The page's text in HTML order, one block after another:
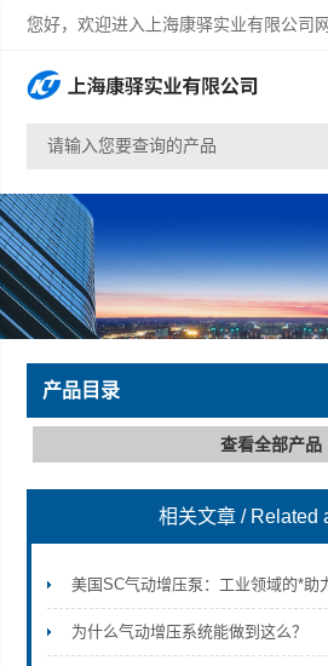
您好，欢迎进入上海康驿实业有限公司网
上海康驿实业有限公司
产品目录
查看全部产品
相关文章 / Related
美国SC气动增压泵：工业领域的*助
为什么气动增压系统能做到这么？